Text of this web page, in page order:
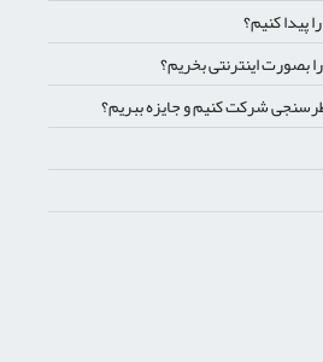
کنیم؟
بصورت اینترنتی بخریم؟
شرکت کنیم و جایزه ببریم؟